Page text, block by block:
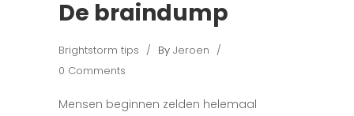
De braindump
Brightstorm tips By Jeroen
0 Comments
Mensen beginnen zelden helemaal